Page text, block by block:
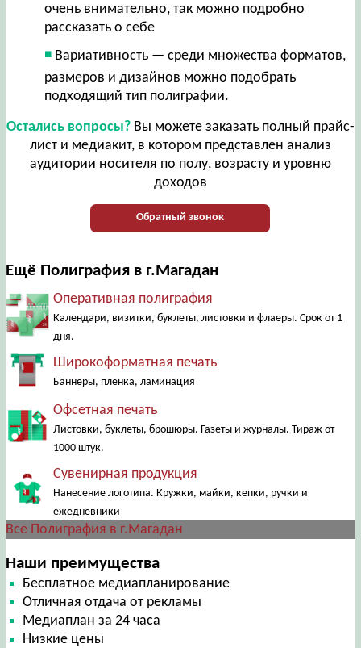
очень внимательно, так можно подробно
рассказать о себе
Вариативность — среди множества форматов,
размеров и дизайнов можно подобрать
подходящий тип полиграфии.
Остались вопросы?Вы можете заказать полный прайс-
лист и медиакит, в котором представлен анализ
аудитории носителя по полу, возрасту и уровню
доходов
Обратный звонок
Ещё Полиграфия в г.Магадан
Оперативная полиграфия
Календари, визитки, буклеты, листовки и флаеры. Срок от 1
дня.
Широкоформатная печать
Баннеры, пленка, ламинация
Офсетная печать
Листовки, буклеты, брошюры. Газеты и журналы. Тираж от
1000 штук.
Сувенирная продукция
Нанесение логотипа. Кружки, майки, кепки, ручки и
ежедневники
Все Полиграфия в г.Магадан
Наши преимущества
Бесплатное медиапланирование
Отличная отдача от рекламы
Медиаплан за 24 часа
Низкие цены